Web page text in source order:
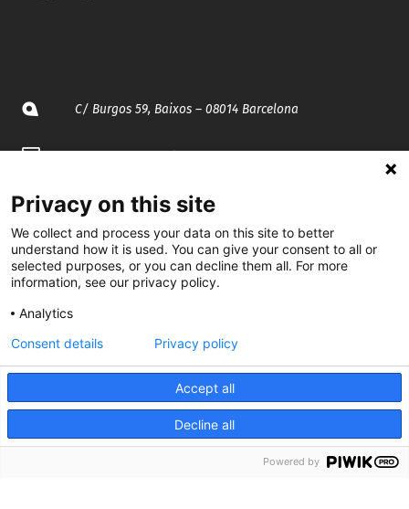
C/ Burgos 59, Baixos – 08014 Barcelona
935 120 481
@CGTCatalunya
cgtcatalunya
Desenvolupat per
Privacy on this site
We collect and process your data on this site to better
understand how it is used. You can give your consent to all or
selected purposes, or you can decline them all. For more
information, see our privacy policy.
Analytics
Accept all
Decline all
Consent details Privacy policy
Powered by